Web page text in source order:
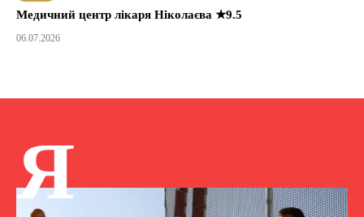
Медичний центр лікаря Ніколаєва ★9.5
06.07.2026
Я